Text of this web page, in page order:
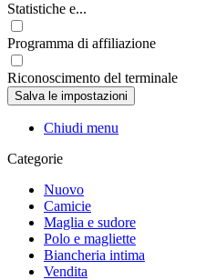
Statistiche e...
Programma di affiliazione
Riconoscimento del terminale
Chiudi menu
Categorie
Nuovo
Camicie
Maglia e sudore
Polo e magliette
Biancheria intima
Vendita